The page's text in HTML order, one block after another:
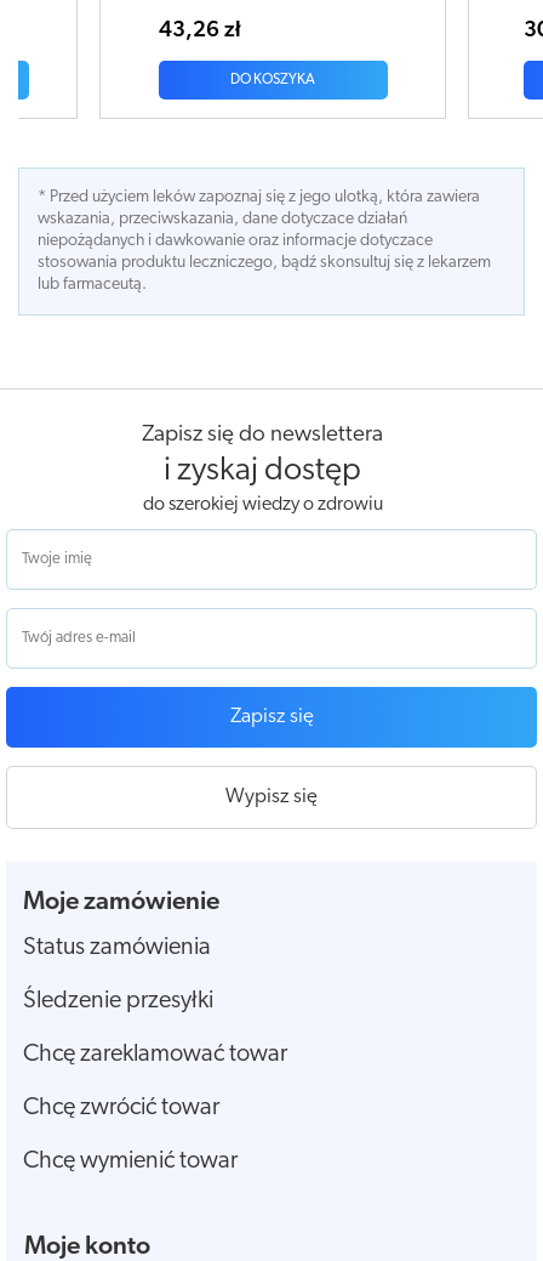
30,34 zł
DO KOSZYKA
* Przed użyciem leków zapoznaj się z jego ulotką, która zawiera
wskazania, przeciwskazania, dane dotyczace działań
niepożądanych i dawkowanie oraz informacje dotyczace
stosowania produktu leczniczego, bądź skonsultuj się z lekarzem
lub farmaceutą.
Zapisz się do newslettera
i zyskaj dostęp
do szerokiej wiedzy o zdrowiu
Zapisz się
Wypisz się
Moje zamówienie
Status zamówienia
Śledzenie przesyłki
Chcę zareklamować towar
Chcę zwrócić towar
Chcę wymienić towar
Moje konto